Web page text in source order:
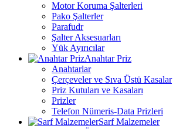
Motor Koruma Şalterleri
Pako Şalterler
Parafudr
Şalter Aksesuarları
Yük Ayırıcılar
Anahtar Priz
Anahtarlar
Çerçeveler ve Sıva Üstü Kasalar
Priz Kutuları ve Kasaları
Prizler
Telefon Nümeris-Data Prizleri
Sarf Malzemeler